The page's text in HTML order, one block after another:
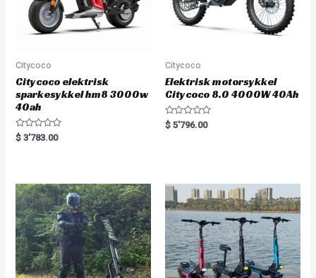
Citycoco
Citycoco elektrisk
sparkesykkel hm8 3000w
40ah
R
a
o
u
t
o
f
5
$ 3'783.00
Citycoco
Elektrisk motorsykkel
Citycoco 8.0 4000W 40Ah
R
a
u
o
f
5
$ 5'796.00